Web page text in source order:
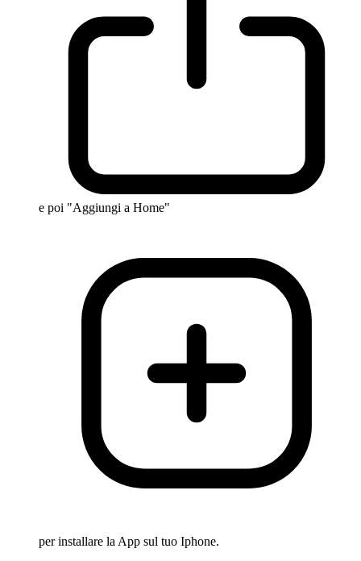
e poi "Aggiungi a Home"
per installare la App sul tuo Iphone.